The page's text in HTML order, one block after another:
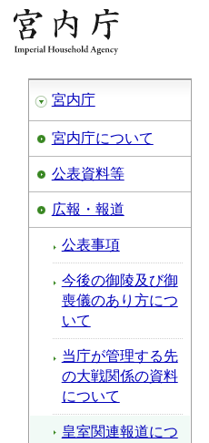
宮内庁
宮内庁について
公表資料等
広報・報道
公表事項
今後の御陵及び御
喪儀のあり方につ
いて
当庁が管理する先
の大戦関係の資料
について
皇室関連報道につ